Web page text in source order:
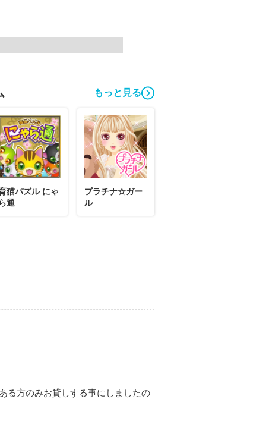
もっと見る
猫パズル にゃ
通
プラチナ☆ガー
ル
方のみお貸しする事にしましたの